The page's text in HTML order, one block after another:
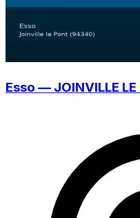
Esso — JOINVILLE LE